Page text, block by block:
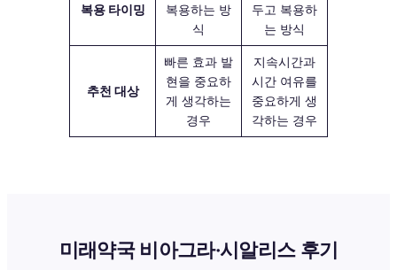
복용 타이밍
복용하는 방
식
두고 복용하
는 방식
추천 대상
빠른 효과 발
현을 중요하
게 생각하는
경우
지속시간과
시간 여유를
중요하게 생
각하는 경우
미래약국 비아그라·시알리스 후기